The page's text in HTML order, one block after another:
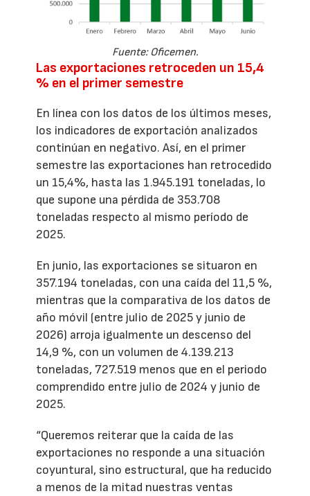
Fuente: Oficemen.
Las exportaciones retroceden un 15,4
% en el primer semestre
En línea con los datos de los últimos meses,
los indicadores de exportación analizados
continúan en negativo. Así, en el primer
semestre las exportaciones han retrocedido
un 15,4%, hasta las 1.945.191 toneladas, lo
que supone una pérdida de 353.708
toneladas respecto al mismo período de
2025.
En junio, las exportaciones se situaron en
357.194 toneladas, con una caída del 11,5 %,
mientras que la comparativa de los datos de
año móvil (entre julio de 2025 y junio de
2026) arroja igualmente un descenso del
14,9 %, con un volumen de 4.139.213
toneladas, 727.519 menos que en el periodo
comprendido entre julio de 2024 y junio de
2025.
“Queremos reiterar que la caída de las
exportaciones no responde a una situación
coyuntural, sino estructural, que ha reducido
a menos de la mitad nuestras ventas